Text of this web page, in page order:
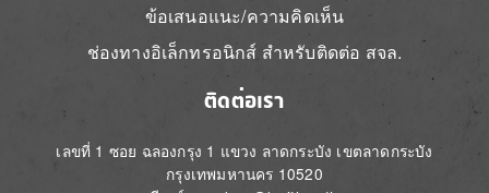
ข้อเสนอแนะ/ความคิดเห็น
ช่องทางอิเล็กทรอนิกส์ สำหรับติดต่อ สจล.
ติดต่อเรา
เลขที่ 1 ซอย ฉลองกรุง 1 แขวง ลาดกระบัง เขตลาดกระบัง
กรุงเทพมหานคร 10520